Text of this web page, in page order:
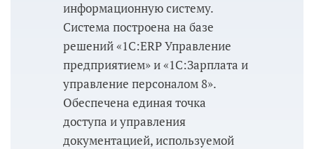
информационную систему.
Система построена на базе
решений «1C:ERP Управление
предприятием» и «1С:Зарплата и
управление персоналом 8».
Обеспечена единая точка
доступа и управления
документацией, используемой